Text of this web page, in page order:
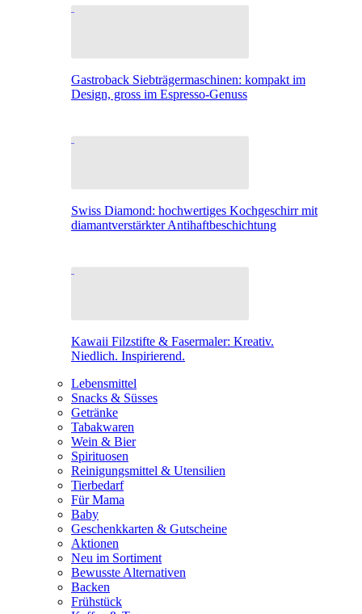
Gastroback Siebträgermaschinen: kompakt im
Design, gross im Espresso-Genuss
Swiss Diamond: hochwertiges Kochgeschirr mit
diamantverstärkter Antihaftbeschichtung
Kawaii Filzstifte & Fasermaler: Kreativ.
Niedlich. Inspirierend.
Lebensmittel
Snacks & Süsses
Getränke
Tabakwaren
Wein & Bier
Spirituosen
Reinigungsmittel & Utensilien
Tierbedarf
Für Mama
Baby
Geschenkkarten & Gutscheine
Aktionen
Neu im Sortiment
Bewusste Alternativen
Backen
Frühstück